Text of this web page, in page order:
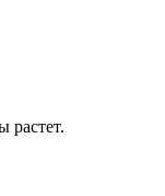
растет.